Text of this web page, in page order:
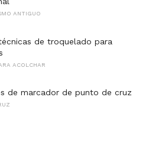
ANTIGUO
de troquelado para
ACOLCHAR
de marcador de punto de cruz